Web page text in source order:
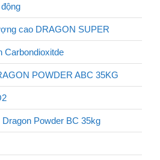
cao DRAGON SUPER
Carbondioxitde
POWDER ABC 35KG
Powder BC 35kg